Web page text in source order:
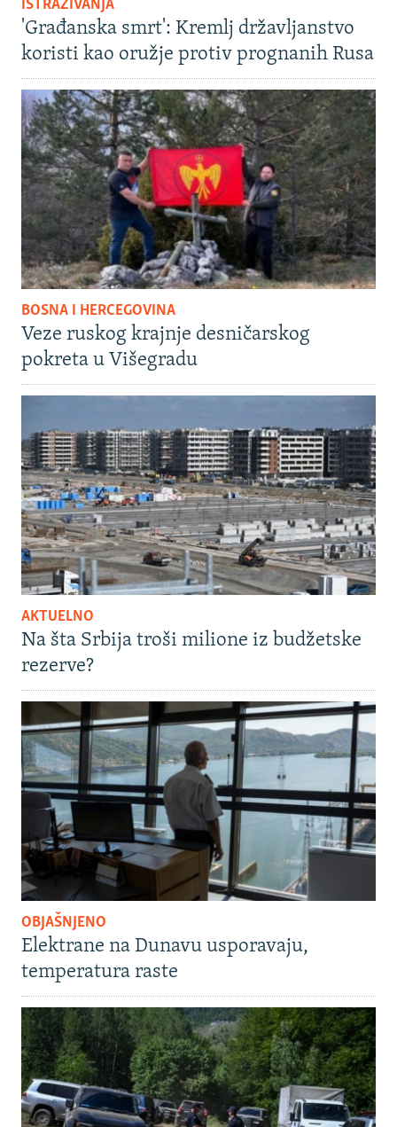
ISTRAŽIVANJA
'Građanska smrt': Kremlj državljanstvo
koristi kao oružje protiv prognanih Rusa
BOSNA I HERCEGOVINA
Veze ruskog krajnje desničarskog
pokreta u Višegradu
AKTUELNO
Na šta Srbija troši milione iz budžetske
rezerve?
OBJAŠNJENO
Elektrane na Dunavu usporavaju,
temperatura raste